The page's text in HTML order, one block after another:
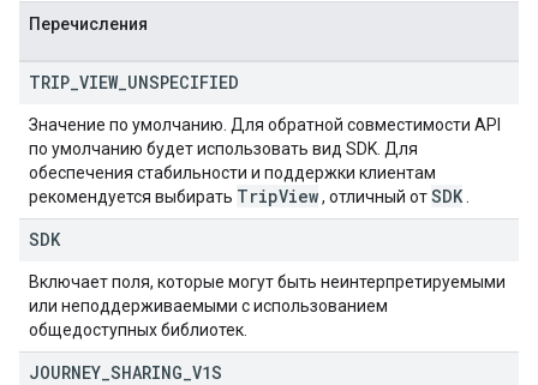
Перечисления
TRIP VIEW_ UNSPECIFIED
Значение по умолчанию. Для обратной совместимости API
по умолчанию будет использовать вид SDK. Для
обеспечения стабильности и поддержки клиентам
рекомендуется выбирать TripView, отличный отSDK
SDK
Включает поля, которые могут быть неинтерпретируемыми
или неподдерживаемыми с использованием
общедоступных библиотек.
JOURNEY SHARING V1S